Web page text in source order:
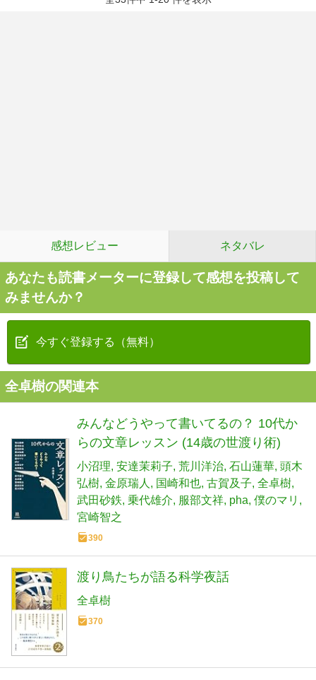
感想レビュー ネタバレ
あなたも読書メーターに登録して感想を投稿して
みませんか？
今すぐ登録する（無料）
全卓樹の関連本
みんなどうやって書いてるの？ 10代か
らの文章レッスン (14歳の世渡り術)
小沼理 安達茉莉子 荒川洋治 石山蓮華 頭木
弘樹 金原瑞人 国崎和也 古賀及子 全卓樹
武田砂鉄 乗代雄介 服部文祥 pha 僕のマリ
宮崎智之
390
渡り鳥たちが語る科学夜話
全卓樹
370